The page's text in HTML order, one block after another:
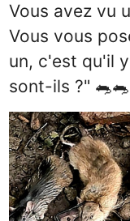
Vous avez vu
Vous vous
un, c'est qu'il
sont-ils ?"